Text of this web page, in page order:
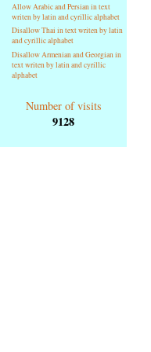
Allow Arabic and Persian in text
writen by latin and cyrillic alphabet
Disallow Thai in text writen by latin
and cyrillic alphabet
Disallow Armenian and Georgian in
text writen by latin and cyrillic
alphabet
Number of visits
9128